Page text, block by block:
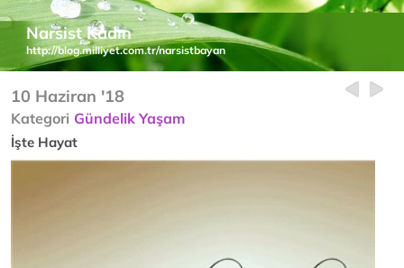
Narsist Kadın
http://blog.milliyet.com.tr/narsistbayan
10 Haziran '18
Kategori Gündelik Yaşam
İşte Hayat